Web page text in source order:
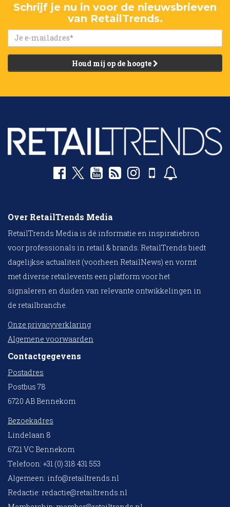
Schrijf je nu in voor de nieuwsbrieven
van RetailTrends.
Houd mij op de hoogte
Over RetailTrends Media
RetailTrends Media is dé informatie en inspiratiebron
voor professionals in retail & brands. RetailTrends biedt
dagelijkse actualiteit (voorheen RetailNews) en vormt
met diverse retailevents een platform voor het
signaleren en duiden van relevante ontwikkelingen in
de retailbranche.
Onze privacyverklaring
Algemene voorwaarden
Contactgegevens
Postadres
Postbus 78
6720 AB Bennekom
Bezoekadres
Lindelaan 8
6721 VC Bennekom
Telefoon: +31 (0) 318 431 553
Algemeen: info@retailtrends.nl
Redactie: redactie@retailtrends.nl